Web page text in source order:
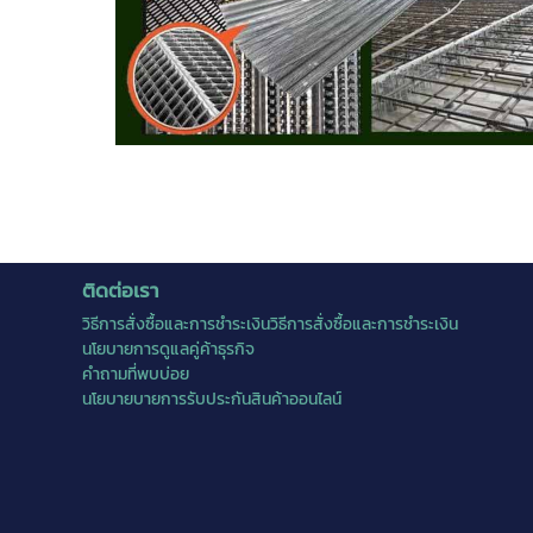
ติดต่อเรา
วิธีการสั่งซื้อและการชำระเงินวิธีการสั่งซื้อและการชำระเงิน
นโยบายการดูแลคู่ค้าธุรกิจ
คำถามที่พบบ่อย
นโยบายบายการรับประกันสินค้าออนไลน์